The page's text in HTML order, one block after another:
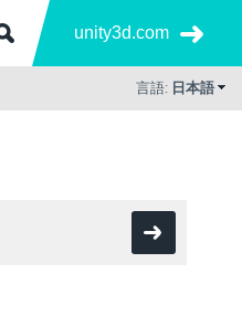
unity3d.com
言語: 日本語